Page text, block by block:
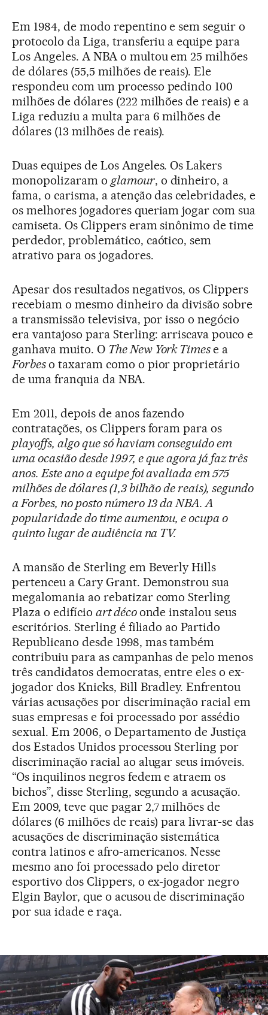
Em 1984, de modo repentino e sem seguir o
protocolo da Liga, transferiu a equipe para
Los Angeles. A NBA o multou em 25 milhões
de dólares (55,5 milhões de reais). Ele
respondeu com um processo pedindo 100
milhões de dólares (222 milhões de reais) e a
Liga reduziu a multa para 6 milhões de
dólares (13 milhões de reais).
Duas equipes de Los Angeles. Os Lakers
monopolizaram o glamour, o dinheiro, a
fama, o carisma, a atenção das celebridades, e
os melhores jogadores queriam jogar com sua
camiseta. Os Clippers eram sinônimo de time
perdedor, problemático, caótico, sem
atrativo para os jogadores.
Apesar dos resultados negativos, os Clippers
recebiam o mesmo dinheiro da divisão sobre
a transmissão televisiva, por isso o negócio
era vantajoso para Sterling: arriscava pouco e
ganhava muito. O The New York Timese a
Forbeso taxaram como o pior proprietário
de uma franquia da NBA.
Em 2011, depois de anos fazendo
contratações, os Clippers foram para os
playoffs, algo que só haviam conseguido em
uma ocasião desde 1997, e que agora já faz três
anos. Este ano a equipe foi avaliada em 575
milhões de dólares (1,3 bilhão de reais), segundo
a Forbes, no posto número 13 da NBA. A
popularidade do time aumentou, e ocupa o
quinto lugar de audiência na TV.
A mansão de Sterling em Beverly Hills
pertenceu a Cary Grant. Demonstrou sua
megalomania ao rebatizar como Sterling
Plaza o edifício art décoonde instalou seus
escritórios. Sterling é filiado ao Partido
Republicano desde 1998, mas também
contribuiu para as campanhas de pelo menos
três candidatos democratas, entre eles o ex-
jogador dos Knicks, Bill Bradley. Enfrentou
várias acusações por discriminação racial em
suas empresas e foi processado por assédio
sexual. Em 2006, o Departamento de Justiça
dos Estados Unidos processou Sterling por
discriminação racial ao alugar seus imóveis.
“Os inquilinos negros fedem e atraem os
bichos”, disse Sterling, segundo a acusação.
Em 2009, teve que pagar 2,7 milhões de
dólares (6 milhões de reais) para livrar-se das
acusações de discriminação sistemática
contra latinos e afro-americanos. Nesse
mesmo ano foi processado pelo diretor
esportivo dos Clippers, o ex-jogador negro
Elgin Baylor, que o acusou de discriminação
por sua idade e raça.